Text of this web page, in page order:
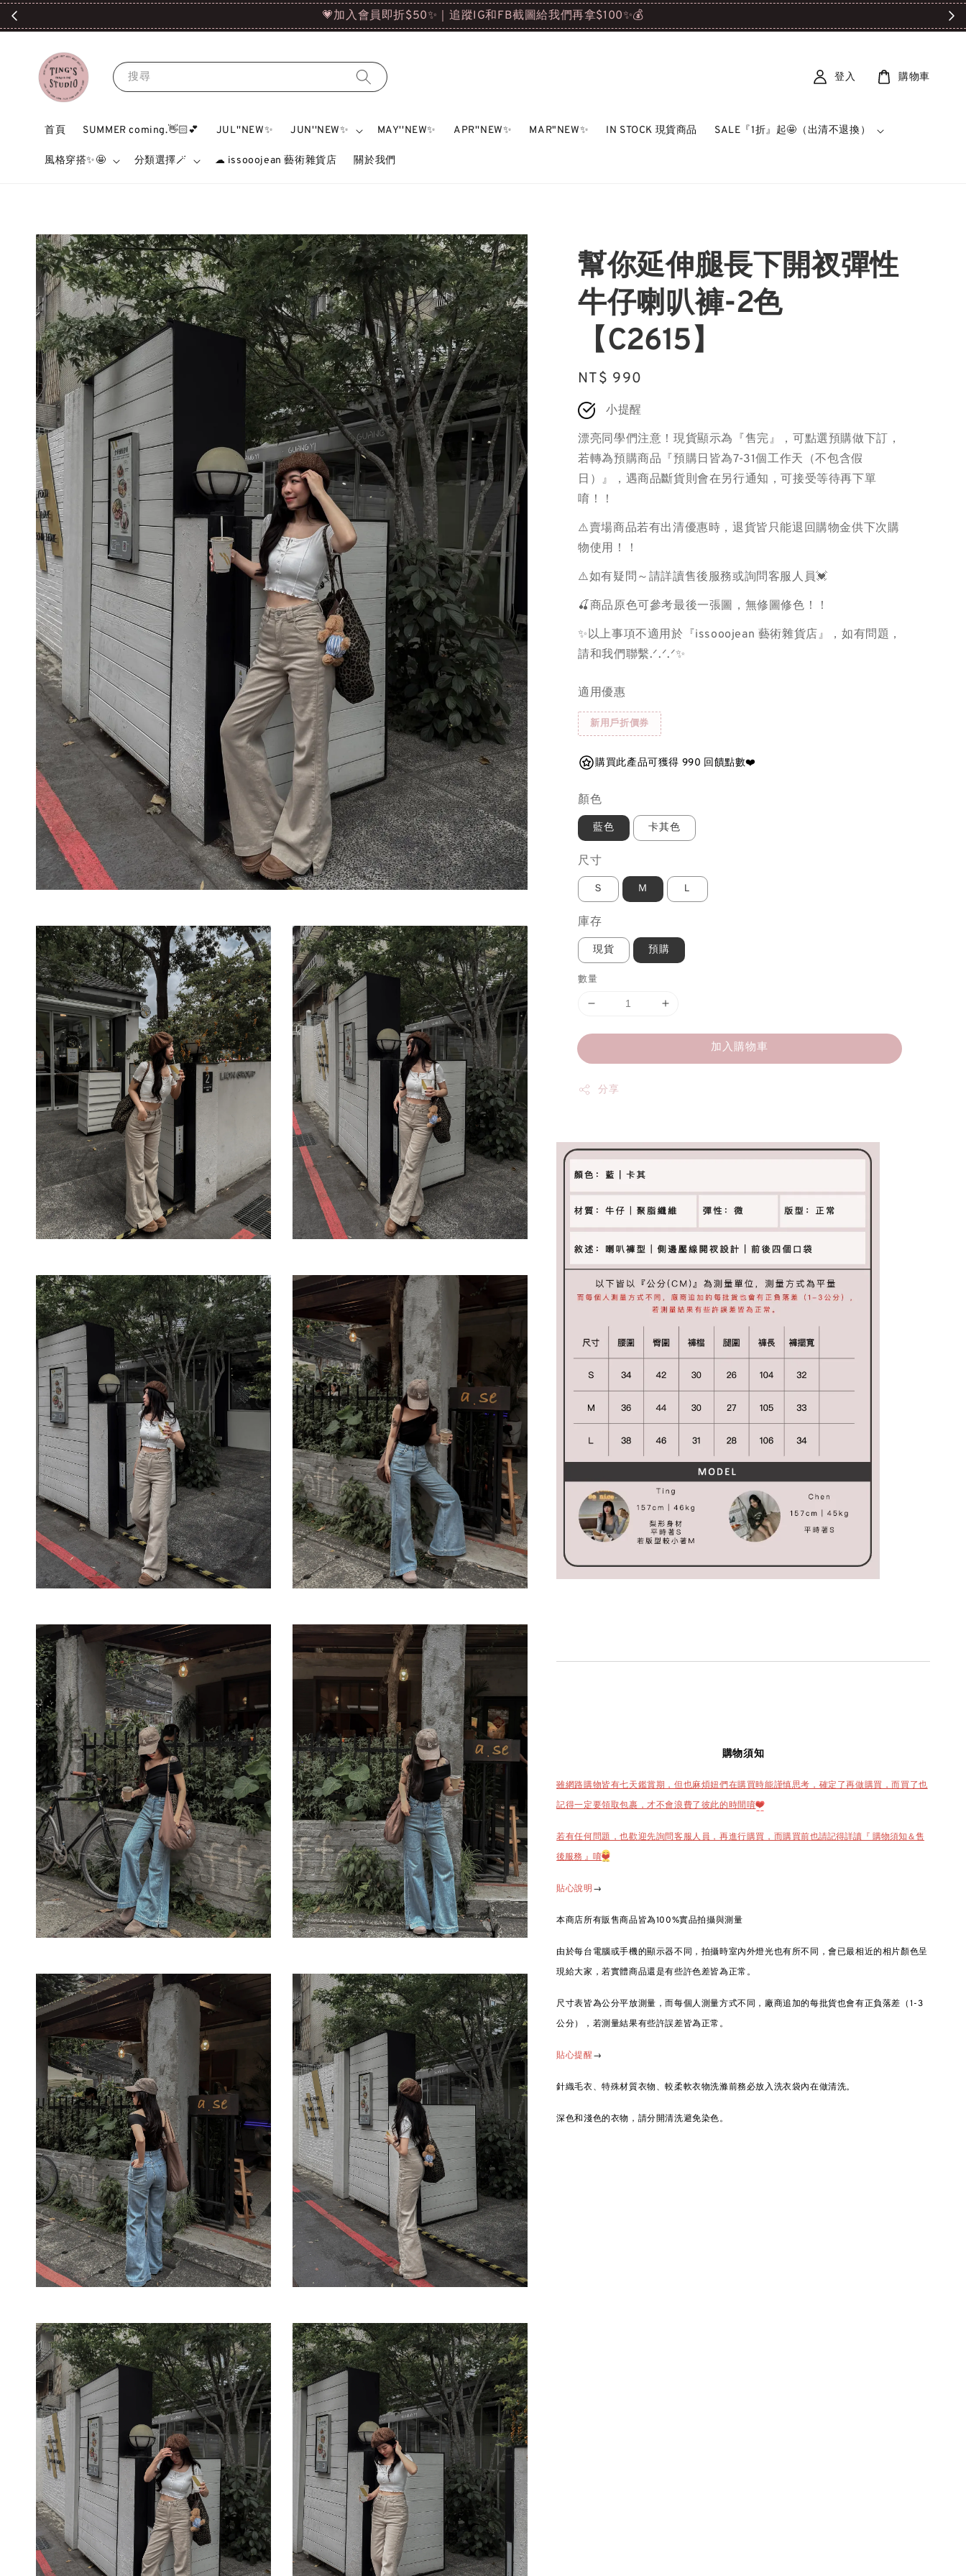
｜追蹤IG和FB截圖給我們再拿$100✨💰 FREE
搜尋
首頁 SUMMER coming.👋🏻💕 JUL''NEW✨ JUN''NEW✨ MAY''NEW✨ APR''NEW✨ MAR"NEW✨ IN STOCK 現貨商品 SALE『1折』起🤩（出清不退換）
風格穿搭✨🤩 分類選擇🪄 ☁ issooojean 藝術雜貨店 關於我們
登入 購物車
幫你延伸腿長下開衩彈性
牛仔喇叭褲-2色
【C2615】
Regular
price
NT$ 990
小提醒
漂亮同學們注意！現貨顯示為『售完』，可點選預購做下訂，
若轉為預購商品『預購日皆為7-31個工作天（不包含假
日）』，遇商品斷貨則會在另行通知，可接受等待再下單
唷！！
⚠️賣場商品若有出清優惠時，退貨皆只能退回購物金供下次購
物使用！！
⚠️如有疑問～請詳讀售後服務或詢問客服人員💓
🍒商品原色可參考最後一張圖，無修圖修色！！
✨以上事項不適用於『issooojean 藝術雜貨店』，如有問題，
請和我們聯繫.ᐟ.ᐟ.ᐟ✨
適用優惠
新用戶折價券
購買此產品可獲得 990 回饋點數❤️
顏色
藍色 卡其色
尺寸
Ｓ Ｍ Ｌ
庫存
現貨 預購
數量
加入購物車
分享
購物須知
雖網路購物皆有七天鑑賞期，但也麻煩妞們在購買時能謹慎思考，確定了再做購買，而買了也
記得一定要領取包裹，才不會浪費了彼此的時間唷❤️
若有任何問題，也歡迎先詢問客服人員，再進行購買，而購買前也請記得詳讀『 購物須知＆售
後服務 』唷❤️
貼心說明 →
本商店所有販售商品皆為100%實品拍攝與測量
由於每台電腦或手機的顯示器不同，拍攝時室內外燈光也有所不同，會已最相近的相片顏色呈
現給大家，若實體商品還是有些許色差皆為正常。
尺寸表皆為公分平放測量，而每個人測量方式不同，廠商追加的每批貨也會有正負落差（1-3
公分），若測量結果有些許誤差皆為正常。
貼心提醒→
針織毛衣、特殊材質衣物、較柔軟衣物洗滌前務必放入洗衣袋內在做清洗。
深色和淺色的衣物，請分開清洗避免染色。